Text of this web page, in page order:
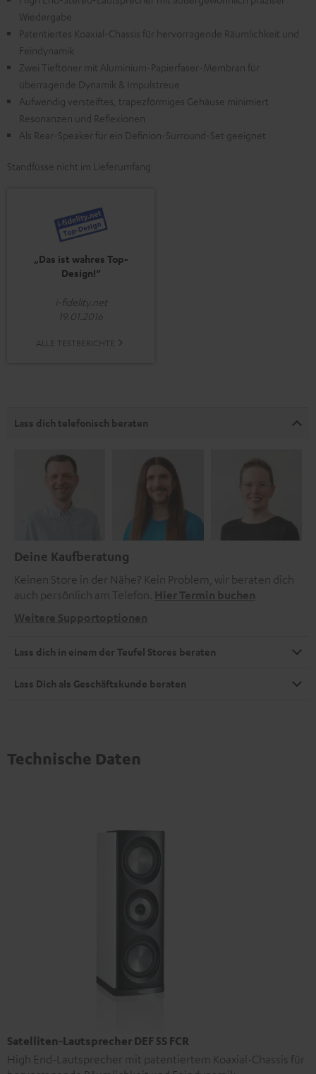
Wiedergabe
Patentiertes Koaxial-Chassis für hervorragende Räumlichkeit und
Feindynamik
Zwei Tieftöner mit Aluminium-Papierfaser-Membran für
überragende Dynamik & Impulstreue
Aufwendig versteiftes, trapezförmiges Gehäuse minimiert
Resonanzen und Reflexionen
Als Rear-Speaker für ein Definion-Surround-Set geeignet
Standfüsse nicht im Lieferumfang
„Das ist wahres Top-
Design!“
i-fidelity.net
19.01.2016
ALLE TESTBERICHTE
Lass dich telefonisch beraten
Deine Kaufberatung
Keinen Store in der Nähe? Kein Problem, wir beraten dich
auch persönlich am Telefon. Hier Termin buchen
Weitere Supportoptionen
Lass dich in einem der Teufel Stores beraten
Lass Dich als Geschäftskunde beraten
Technische Daten
Satelliten-Lautsprecher DEF 5S FCR
High End-Lautsprecher mit patentiertem Koaxial-Chassis für